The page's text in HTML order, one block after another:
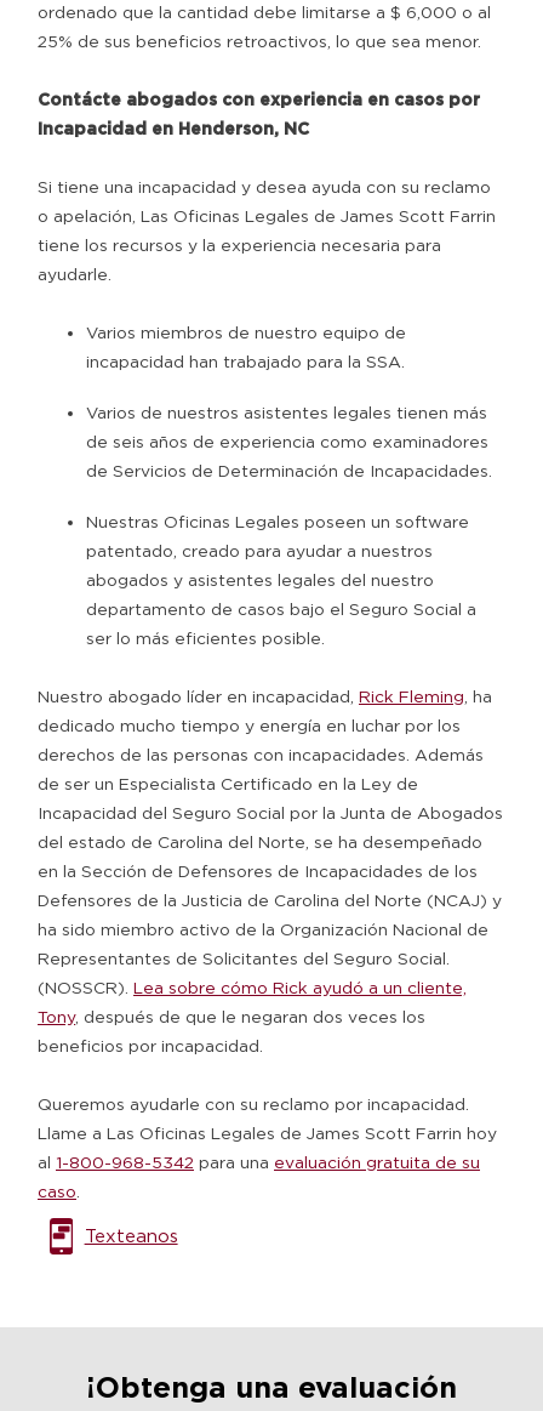
ordenado que la cantidad debe limitarse a $ 6,000 o al
25% de sus beneficios retroactivos, lo que sea menor.
Contácte abogados con experiencia en casos por
Incapacidad en Henderson, NC
Si tiene una incapacidad y desea ayuda con su reclamo
o apelación, Las Oficinas Legales de James Scott Farrin
tiene los recursos y la experiencia necesaria para
ayudarle.
Varios miembros de nuestro equipo de
incapacidad han trabajado para la SSA.
Varios de nuestros asistentes legales tienen más
de seis años de experiencia como examinadores
de Servicios de Determinación de Incapacidades.
Nuestras Oficinas Legales poseen un software
patentado, creado para ayudar a nuestros
abogados y asistentes legales del nuestro
departamento de casos bajo el Seguro Social a
ser lo más eficientes posible.
Nuestro abogado líder en incapacidad, Rick Fleming, ha
dedicado mucho tiempo y energía en luchar por los
derechos de las personas con incapacidades. Además
de ser un Especialista Certificado en la Ley de
Incapacidad del Seguro Social por la Junta de Abogados
del estado de Carolina del Norte, se ha desempeñado
en la Sección de Defensores de Incapacidades de los
Defensores de la Justicia de Carolina del Norte (NCAJ) y
ha sido miembro activo de la Organización Nacional de
Representantes de Solicitantes del Seguro Social.
(NOSSCR). Lea sobre cómo Rick ayudó a un cliente,
Tony, después de que le negaran dos veces los
beneficios por incapacidad.
Queremos ayudarle con su reclamo por incapacidad.
Llame a Las Oficinas Legales de James Scott Farrin hoy
al 1-800-968-5342 para una evaluación gratuita de su
caso.
Texteanos
¡Obtenga una evaluación